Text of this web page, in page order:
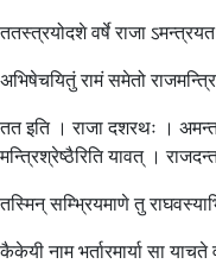
ततस्त्रयोदशे वर्षे राजा
अभिषेचयितुं रामं समेतो
तत इति । राजा दशरथः ।
मन्त्रिश्रेष्ठैरिति यावत् ।
तस्मिन् सम्भ्रियमाणे तु
कैकेयी नाम भर्तारमार्या सा